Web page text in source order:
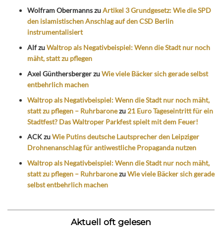
Wolfram ObermannszuArtikel 3 Grundgesetz: Wie die SPD
den islamistischen Anschlag auf den CSD Berlin
instrumentalisiert
AlfzuWaltrop als Negativbeispiel: Wenn die Stadt nur noch
mäht, statt zu pflegen
Axel GünthersbergerzuWie viele Bäcker sich gerade selbst
entbehrlich machen
Waltrop als Negativbeispiel: Wenn die Stadt nur noch mäht,
statt zu pflegen – Ruhrbaronezu 21 Euro Tageseintritt für ein
Stadtfest? Das Waltroper Parkfest spielt mit dem Feuer!
ACKzuWie Putins deutsche Lautsprecher den Leipziger
Drohnenanschlag für antiwestliche Propaganda nutzen
Waltrop als Negativbeispiel: Wenn die Stadt nur noch mäht,
statt zu pflegen – RuhrbaronezuWie viele Bäcker sich gerade
selbst entbehrlich machen
Aktuell oft gelesen